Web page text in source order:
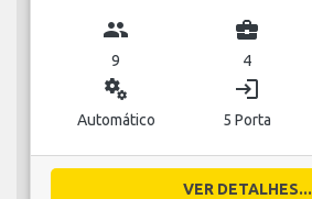
group
9
business_center
4
miscellaneous_services
Automático
login
5 Porta
VER DETALHES...